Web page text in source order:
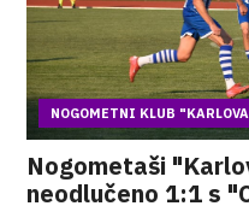
NOGOMETNI KLUB
Nogometaši
neodlučeno 1:1 s